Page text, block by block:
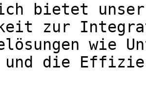
bietet
zur
wie
die